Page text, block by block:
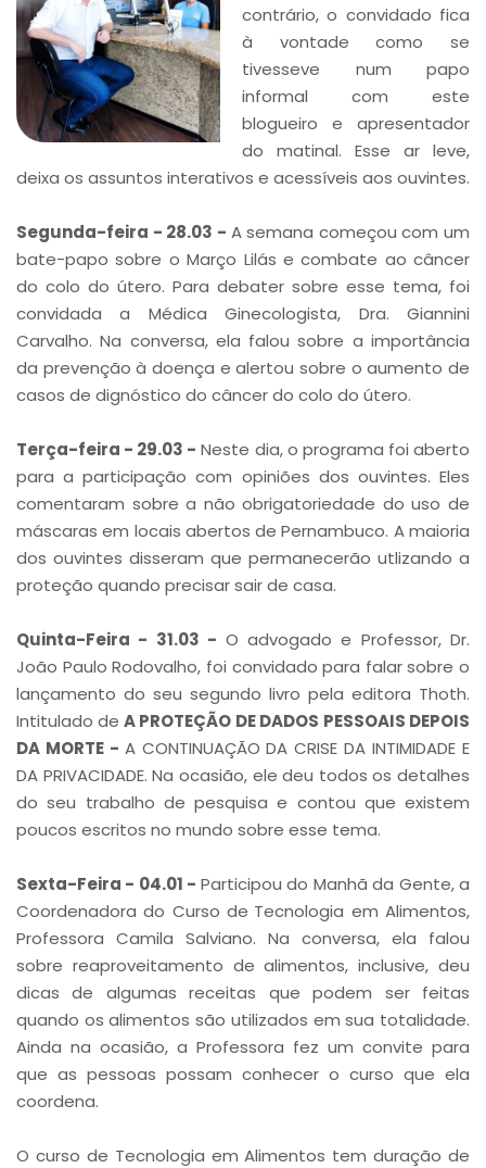
contrário, o convidado fica
à vontade como se
tivesseve num papo
informal com este
blogueiro e apresentador
do matinal. Esse ar leve,
deixa os assuntos interativos e acessíveis aos ouvintes.
Segunda-feira - 28.03 - A semana começou com um
bate-papo sobre o Março Lilás e combate ao câncer
do colo do útero. Para debater sobre esse tema, foi
convidada a Médica Ginecologista, Dra. Giannini
Carvalho. Na conversa, ela falou sobre a importância
da prevenção à doença e alertou sobre o aumento de
casos de dignóstico do câncer do colo do útero.
Terça-feira - 29.03 - Neste dia, o programa foi aberto
para a participação com opiniões dos ouvintes. Eles
comentaram sobre a não obrigatoriedade do uso de
máscaras em locais abertos de Pernambuco. A maioria
dos ouvintes disseram que permanecerão utlizando a
proteção quando precisar sair de casa.
Quinta-Feira - 31.03 - O advogado e Professor, Dr.
João Paulo Rodovalho, foi convidado para falar sobre o
lançamento do seu segundo livro pela editora Thoth.
Intitulado de A PROTEÇÃO DE DADOS PESSOAIS DEPOIS
DA MORTE - A CONTINUAÇÃO DA CRISE DA INTIMIDADE E
DA PRIVACIDADE. Na ocasião, ele deu todos os detalhes
do seu trabalho de pesquisa e contou que existem
poucos escritos no mundo sobre esse tema.
Sexta-Feira - 04.01 - Participou do Manhã da Gente, a
Coordenadora do Curso de Tecnologia em Alimentos,
Professora Camila Salviano. Na conversa, ela falou
sobre reaproveitamento de alimentos, inclusive, deu
dicas de algumas receitas que podem ser feitas
quando os alimentos são utilizados em sua totalidade.
Ainda na ocasião, a Professora fez um convite para
que as pessoas possam conhecer o curso que ela
coordena.
O curso de Tecnologia em Alimentos tem duração de